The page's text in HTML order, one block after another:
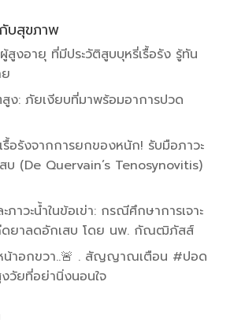
บสุขภาพ
สูงอายุ ที่มีประวัติสูบบุหรี่เรื้อรัง รู้ทัน
ง: ภัยเงียบที่มาพร้อมอาการปวด
อรังจากการยกของหนัก! รับมือภาวะ
บ (De Quervain’s Tenosynovitis)
ภาวะน้ำในข้อเข่า: กรณีศึกษาการเจาะ
ฉีดยาลดอักเสบ โดย นพ. กัณฒิภัสส์
หน้าอกขวา..🚨 . สัญญาณเตือน #ปอด
วัยที่อย่านิ่งนอนใจ